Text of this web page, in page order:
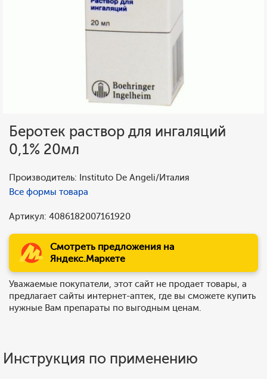
Беротек раствор для ингаляций
0,1% 20мл
Производитель: Instituto De Angeli/Италия
Все формы товара
Артикул: 4086182007161920
Смотреть предложения на
Яндекс.Маркете
Уважаемые покупатели, этот сайт не продает товары, а
предлагает сайты интернет-аптек, где вы сможете купить
нужные Вам препараты по выгодным ценам.
Инструкция по применению